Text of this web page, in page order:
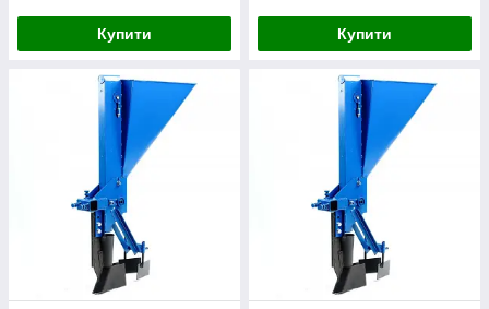
Купити Купити